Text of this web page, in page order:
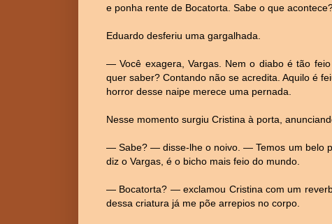
e ponha rente de Bocatorta. Sabe o que
Eduardo desferiu uma gargalhada.
— Você exagera, Vargas. Nem o diabo é tão
quer saber? Contando não se acredita. Aquilo é
horror desse naipe merece uma pernada.
Nesse momento surgiu Cristina à porta,
— Sabe? — disse-lhe o noivo. — Temos um belo
diz o Vargas, é o bicho mais feio do mundo.
— Bocatorta? — exclamou Cristina com um
dessa criatura já me põe arrepios no corpo.